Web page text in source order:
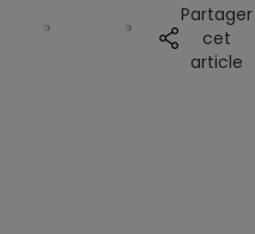
Partager
cet
article